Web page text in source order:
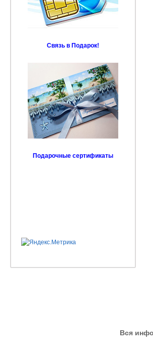
Связь в Подарок!
Подарочные сертификаты
Вся